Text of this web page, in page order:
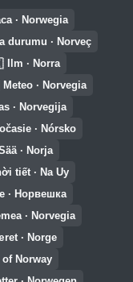
· Norwegia
durumu · Norveç
Ilm · Norra
Meteo · Norvegia
· Norvegija
· Nórsko
· Norja
tiết · Na Uy
· Норвешка
· Norvegia
· Norge
of Norway